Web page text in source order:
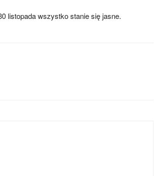
listopada wszystko stanie się jasne.